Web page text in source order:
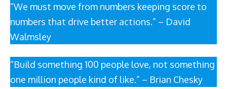
“We must move from numbers keeping score to
numbers that drive better actions.” – David
Walmsley
“Build something 100 people love, not something
one million people kind of like.” – Brian Chesky